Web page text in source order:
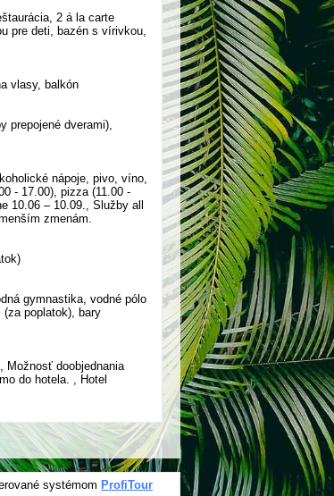
2 á la carte
pre deti, bazén s vírivkou,
vlasy, balkón
prepojené dverami),
nápoje, pivo, víno,
- 17.00), pizza (11.00 -
10.06 – 10.09., Služby all
zmenám.
gymnastika, vodné pólo
poplatok), bary
Možnosť doobjednania
do hotela. , Hotel
systémom ProfiTour